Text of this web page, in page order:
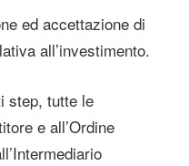
ed accettazione di
all’investimento.
step, tutte le
e all’Ordine